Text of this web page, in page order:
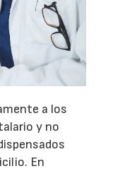
a los
y no
En